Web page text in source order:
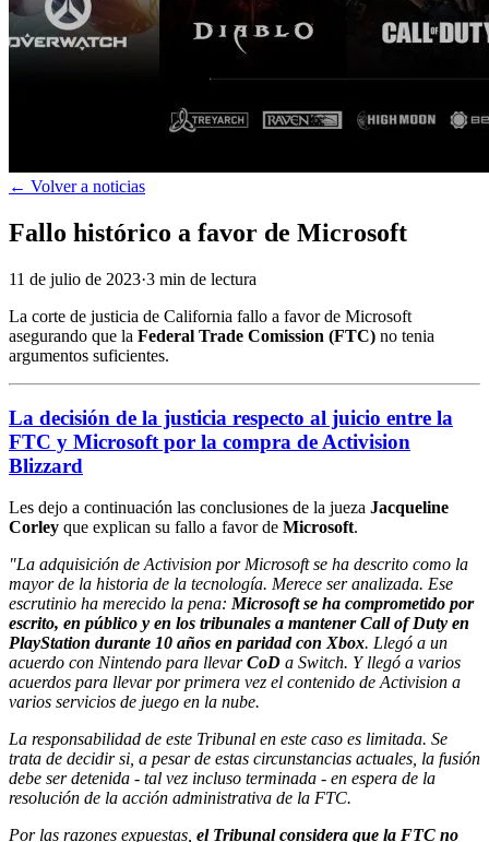
← Volver a noticias
Fallo histórico a favor de Microsoft
11 de julio de 2023·3 min de lectura
La corte de justicia de California fallo a favor de Microsoft
asegurando que la Federal Trade Comission (FTC) no tenia
argumentos suficientes.
La decisión de la justicia respecto al juicio entre la
FTC y Microsoft por la compra de Activision
Blizzard
Les dejo a continuación las conclusiones de la jueza Jacqueline
Corley que explican su fallo a favor de Microsoft.
"La adquisición de Activision por Microsoft se ha descrito como la
mayor de la historia de la tecnología. Merece ser analizada. Ese
escrutinio ha merecido la pena: Microsoft se ha comprometido por
escrito, en público y en los tribunales a mantener Call of Duty en
PlayStation durante 10 años en paridad con Xbox. Llegó a un
acuerdo con Nintendo para llevarCoD a Switch. Y llegó a varios
acuerdos para llevar por primera vez el contenido de Activision a
varios servicios de juego en la nube.
La responsabilidad de este Tribunal en este caso es limitada. Se
trata de decidir si, a pesar de estas circunstancias actuales, la fusión
debe ser detenida - tal vez incluso terminada - en espera de la
resolución de la acción administrativa de la FTC.
Por las razones expuestas, el Tribunal considera que la FTC no